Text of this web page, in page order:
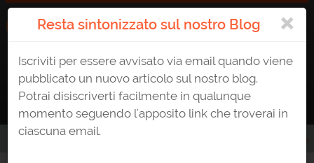
ATTIVA UN E-SHOP 0823 1765307 AREA CLIENTE
documentazione-tecnica
×
Resta sintonizzato sul nostro Blog
Iscriviti per essere avvisato via email quando viene
pubblicato un nuovo articolo sul nostro blog.
Potrai disiscriverti facilmente in qualunque
momento seguendo l'apposito link che troverai in
ciascuna email.